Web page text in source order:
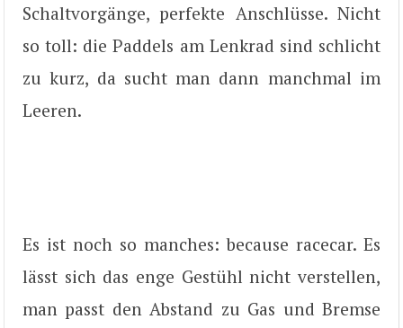
Schaltvorgänge, perfekte Anschlüsse. Nicht
so toll: die Paddels am Lenkrad sind schlicht
zu kurz, da sucht man dann manchmal im
Leeren.
Es ist noch so manches: because racecar. Es
lässt sich das enge Gestühl nicht verstellen,
man passt den Abstand zu Gas und Bremse